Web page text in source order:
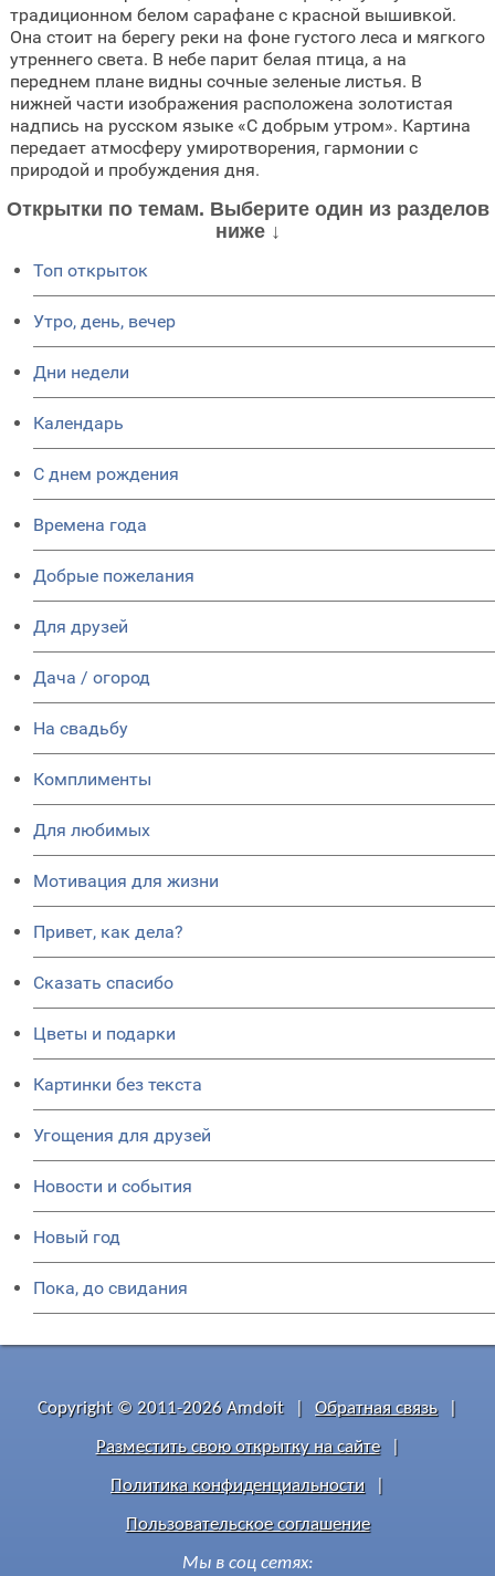
традиционном белом сарафане с красной вышивкой.
Она стоит на берегу реки на фоне густого леса и мягкого
утреннего света. В небе парит белая птица, а на
переднем плане видны сочные зеленые листья. В
нижней части изображения расположена золотистая
надпись на русском языке «С добрым утром». Картина
передает атмосферу умиротворения, гармонии с
природой и пробуждения дня.
Открытки по темам. Выберите один из разделов
ниже ↓
Топ открыток
Утро, день, вечер
Дни недели
Календарь
C днем рождения
Времена года
Добрые пожелания
Для друзей
Дача / огород
На свадьбу
Комплименты
Для любимых
Мотивация для жизни
Привет, как дела?
Сказать спасибо
Цветы и подарки
Картинки без текста
Угощения для друзей
Новости и события
Новый год
Пока, до свидания
Copyright © 2011-2026 Amdoit Обратная связь
Разместить свою открытку на сайте
Политика конфиденциальности
Пользовательское соглашение
Мы в соц сетях: